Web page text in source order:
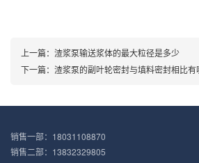
上一篇：渣浆泵输送浆体的最大粒径是多少
下一篇：渣浆泵的副叶轮密封与填料密封相比有
销售一部：18031108870
销售二部：13832329805